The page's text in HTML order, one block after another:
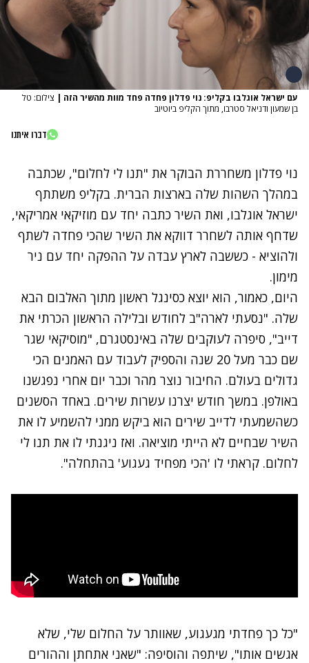
עם ישראל אוגלבו בקליפ: נוי פדלון פחדה פחד מוות מהשיר הזה | צילום: טל
בן שמעון ודניאל סטרבו, מתוך הקליפ ביוטיוב
דברו איתנו
נוי פדלון משחררת הבוקר את "תנו לי לחלום", שכתבה
במהלך השהות שלה בארצות הברית. בקליפ משתתף
ישראל אוגלבו, ואת השיר כתבה יחד עם מוזיקאי אמריקאי,
שדחף אותה לשחרר דווקא את השיר שהכי פחדה לשתף
ולהוציא - כששבה לארץ עבדה על ההפקה יחד עם ניר
מימון.
היום, כאמור, הוא יוצא כסינגל ראשון מתוך האלבום הבא
שלה. "נסעתי לארה"ב לחודש ובלילה הראשון הכרתי את
דייב", סיפרה לעוקבים שלה באינסטגרם, "מוסיקאי שגר
שם כבר מעל 20 שנה והספיק לעבוד עם האמנים הכי
גדולים בעולם. החיבור נוצר מהר וכבר יום אחרי נפגשנו
באולפן. במשך חודש יצרנו עשרות שירים. באחד הסשנים
כשהשמעתי לדייב שירים הוא ביקש ממני להשמיע לו את
השיר שבחיים לא הייתי מוציאה. ואז ניגנתי לו את תנו לי
לחלום. קראתי לו 'הכי מפחיד געגוע' בהתחלה".
"כל כך פחדתי מגעגוע, שאוותר על החלום שלי, שלא
אגשים אותו", שיתפה והוסיפה: "שאני אתחתן וההורים